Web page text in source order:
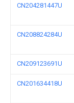
CN204281447U
CN208824284U
CN209123691U
CN201634418U